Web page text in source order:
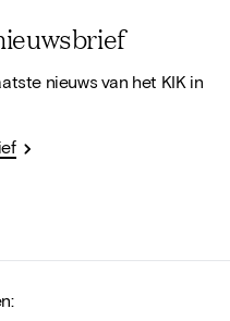
nieuws van het KIK in